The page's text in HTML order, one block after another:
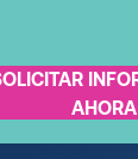
AHORA